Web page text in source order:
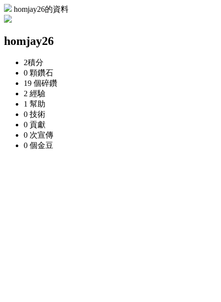
homjay26的資料
homjay26
2積分
0 顆鑽石
19 個碎鑽
2 經驗
1 幫助
0 技術
0 貢獻
0 次宣傳
0 個金豆